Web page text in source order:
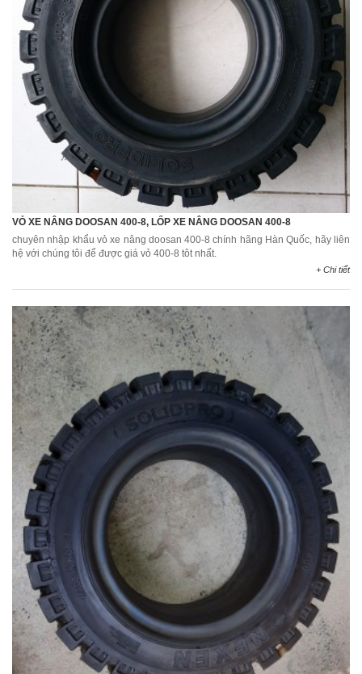
VỎ XE NÂNG DOOSAN 400-8, LỐP XE NÂNG DOOSAN 400-8
chuyên nhập khẩu vỏ xe nâng doosan 400-8 chính hãng Hàn Quốc, hãy liên
hệ với chúng tôi để được giá vỏ 400-8 tôt nhất.
+ Chi tiết